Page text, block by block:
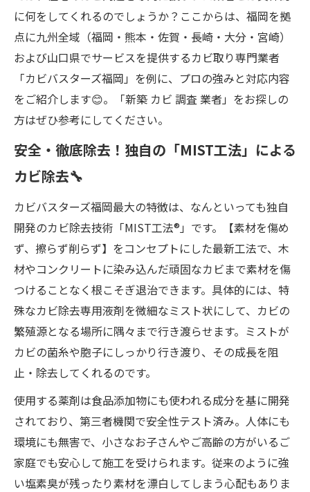
に何をしてくれるのでしょうか？ここからは、福岡を拠
点に九州全域（福岡・熊本・佐賀・長崎・大分・宮崎）
および山口県でサービスを提供するカビ取り専門業者
「カビバスターズ福岡」を例に、プロの強みと対応内容
をご紹介します😊。「新築 カビ 調査 業者」をお探しの
方はぜひ参考にしてください。
安全・徹底除去！独自の「MIST工法」による
カビ除去🔧
カビバスターズ福岡最大の特徴は、なんといっても独自
開発のカビ除去技術「MIST工法®」です。【素材を傷め
ず、擦らず削らず】をコンセプトにした最新工法で、木
材やコンクリートに染み込んだ頑固なカビまで素材を傷
つけることなく根こそぎ退治できます。具体的には、特
殊なカビ除去専用液剤を微細なミスト状にして、カビの
繁殖源となる場所に隅々まで行き渡らせます。ミストが
カビの菌糸や胞子にしっかり行き渡り、その成長を阻
止・除去してくれるのです。
使用する薬剤は食品添加物にも使われる成分を基に開発
されており、第三者機関で安全性テスト済み。人体にも
環境にも無害で、小さなお子さんやご高齢の方がいるご
家庭でも安心して施工を受けられます。従来のように強
い塩素臭が残ったり素材を漂白してしまう心配もありま